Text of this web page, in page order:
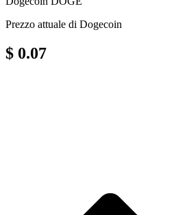
Prezzo attuale di Dogecoin
$ 0.07